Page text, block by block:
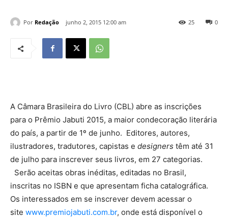
Por Redação junho 2, 2015 12:00 am 0
25
A Câmara Brasileira do Livro (CBL) abre as inscrições
para o Prêmio Jabuti 2015, a maior condecoração literária
do país, a partir de 1º de junho. Editores, autores,
ilustradores, tradutores, capistas e designers têm até 31
de julho para inscrever seus livros, em 27 categorias.
Serão aceitas obras inéditas, editadas no Brasil,
inscritas no ISBN e que apresentam ficha catalográfica.
Os interessados em se inscrever devem acessar o
site www.premiojabuti.com.br, onde está disponível o